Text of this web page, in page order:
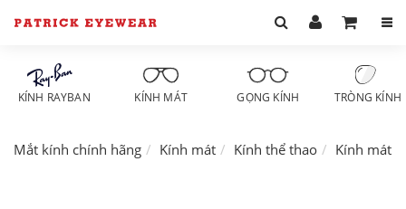
KÍNH RAYBAN KÍNH MÁT GỌNG KÍNH TRÒNG KÍNH
Mắt kính chính hãng Kính mát Kính thể thao Kính mát